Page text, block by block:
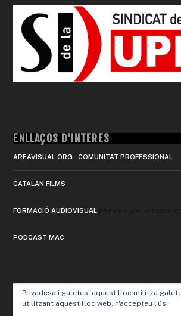
ENLLAÇOS D'INTERÈS
AREAVISUAL.ORG : COMUNITAT PROFESSIONAL
CATALAN FILMS
FORMACIÓ AUDIOVISUAL
PODCAST MAC
Privadesa i galetes: aquest lloc utilitza
utilitzant aquest lloc web, n'accepteu l'ús.